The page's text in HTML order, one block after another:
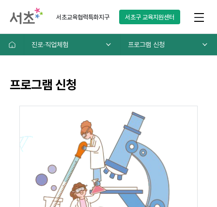
서초교육협력특화지구 서초구교육지원센터
진로∙직업체험 프로그램 신청
프로그램 신청